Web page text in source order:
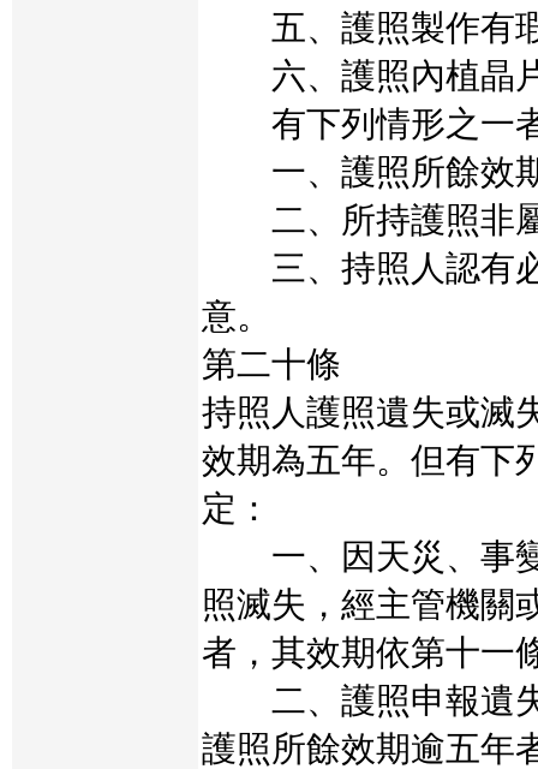
五、護照製作有
六、護照內植晶
有下列情形之一者
一、護照所餘效
二、所持護照非
三、持照人認有必
意。
第二十條
持照人護照遺失或滅
效期為五年。但有下
定：
一、因天災、事變
照滅失，經主管機關
者，其效期依第十一
二、護照申報遺失
護照所餘效期逾五年